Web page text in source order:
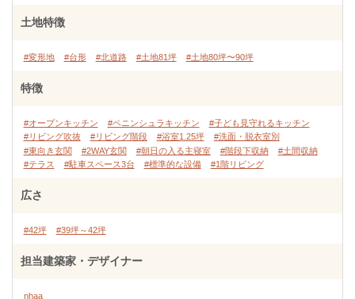
土地特徴
#変形地 #台形 #北道路 #土地81坪 #土地80坪〜90坪
特徴
#オープンキッチン #ペニンシュラキッチン
#子ども見守れるキッチン
#リビング吹抜
#リビング階段 #浴室1.25坪
#洗面・脱衣室別
#東向き玄関
#2WAY玄関 #朝日の入る主寝室 #階段下収納
#土間収納
#テラス
#駐車スペース3台 #標準的な設備 #1階リビング
広さ
#42坪 #39坪～42坪
担当建築家・デザイナー
nhaa